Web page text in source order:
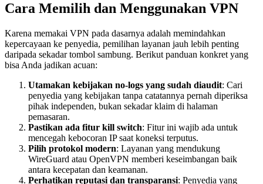
Cara Memilih dan Menggunakan VPN
Karena memakai VPN pada dasarnya adalah memindahkan
kepercayaan ke penyedia, pemilihan layanan jauh lebih penting
daripada sekadar tombol sambung. Berikut panduan konkret yang
bisa Anda jadikan acuan:
Utamakan kebijakan no-logs yang sudah diaudit: Cari
penyedia yang kebijakan tanpa catatannya pernah diperiksa
pihak independen, bukan sekadar klaim di halaman
pemasaran.
Pastikan ada fitur kill switch: Fitur ini wajib ada untuk
mencegah kebocoran IP saat koneksi terputus.
Pilih protokol modern: Layanan yang mendukung
WireGuard atau OpenVPN memberi keseimbangan baik
antara kecepatan dan keamanan.
Perhatikan reputasi dan transparansi: Penyedia yang